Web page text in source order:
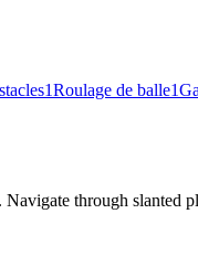
1Roulage de balle1
through slanted